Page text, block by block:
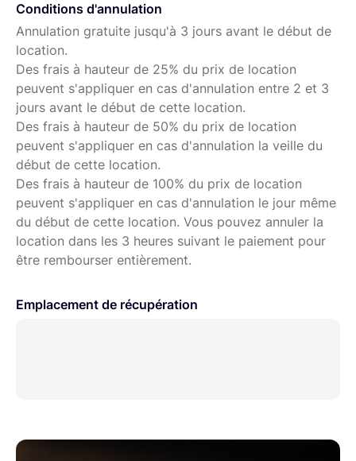
Conditions d'annulation
Annulation gratuite jusqu'à 3 jours avant le début de
location.
Des frais à hauteur de 25% du prix de location
peuvent s'appliquer en cas d'annulation entre 2 et 3
jours avant le début de cette location.
Des frais à hauteur de 50% du prix de location
peuvent s'appliquer en cas d'annulation la veille du
début de cette location.
Des frais à hauteur de 100% du prix de location
peuvent s'appliquer en cas d'annulation le jour même
du début de cette location. Vous pouvez annuler la
location dans les 3 heures suivant le paiement pour
être rembourser entièrement.
Emplacement de récupération